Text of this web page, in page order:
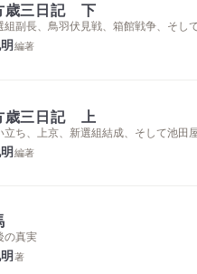
歳三日記 下
副長、鳥羽伏見戦、箱館戦争、そし
編著
歳三日記 上
ち、上京、新選組結成、そして池田
編著
の真実
著